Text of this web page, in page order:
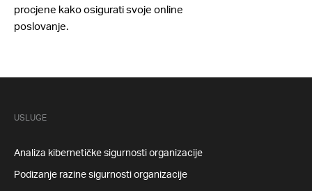
procjene kako osigurati svoje online
poslovanje.
USLUGE
Analiza kibernetičke sigurnosti organizacije
Podizanje razine sigurnosti organizacije